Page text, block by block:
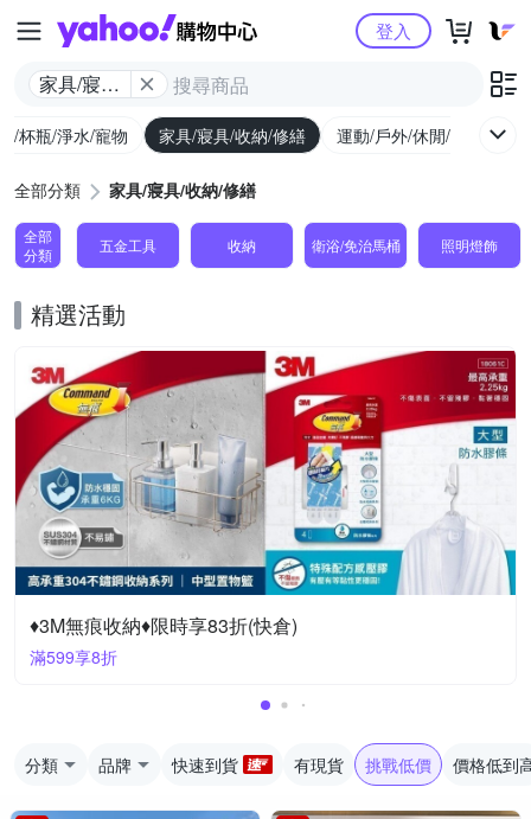
Yahoo購物中心
家具/寢具/
登入
/杯瓶/淨水/寵物 家具/寢具/收納/修繕 運動/戶外/休閒/健身
全部分類 家具/寢具/收納/修繕
全部
分類
五金工具 收納 衛浴/免治馬桶 照明燈飾
精選活動
♦3M無痕收納♦限時享83折(快倉)
滿599享8折
分類 品牌 快速到貨 有現貨 挑戰低價 價格低到